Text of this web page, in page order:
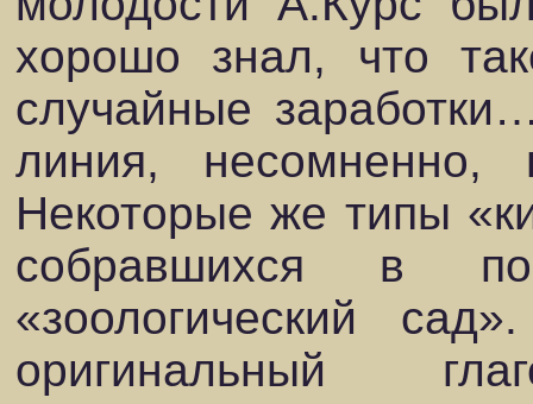
хорошо знал, что
случайные
линия, несомненно,
Некоторые же типы
собравшихся в
«зоологический
оригинальный